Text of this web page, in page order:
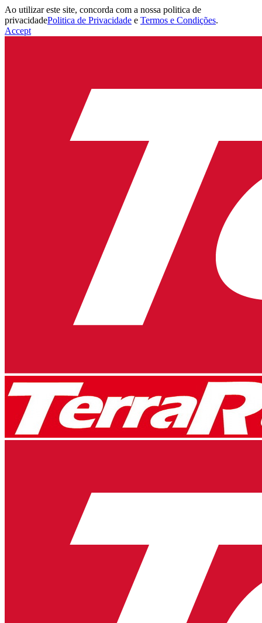
Ao utilizar este site, concorda com a nossa politica de
privacidadePolitica de Privacidade e Termos e Condições.
Accept